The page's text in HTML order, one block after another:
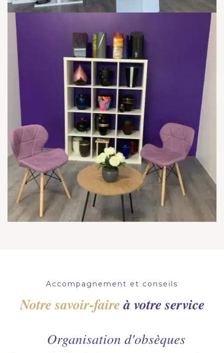
Accompagnement et conseils
Notre savoir-faireà votre service
Organisation d'obsèques